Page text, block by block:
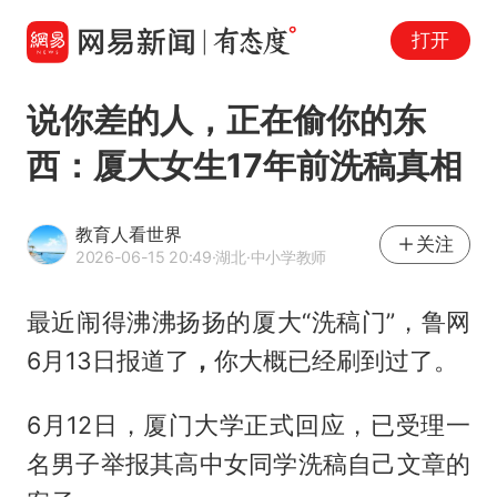
打开
‌说你差的人，正在偷你的东
西：厦大女生17年前洗稿真相
教育人看世界
2026-06-15 20:49·湖北·中小学教师
关注
最近闹得沸沸扬扬的厦大“洗稿门”，鲁网
6月13日报道了 ， 你大概已经刷到过了。
6月12日，厦门大学正式回应，已受理一
名男子举报其高中女同学洗稿自己文章的